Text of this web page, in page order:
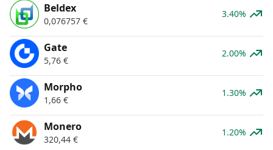
Beldex
0,076757 €
3.40%
Gate
5,76 €
2.00%
Morpho
1,66 €
1.30%
Monero
320,44 €
1.20%